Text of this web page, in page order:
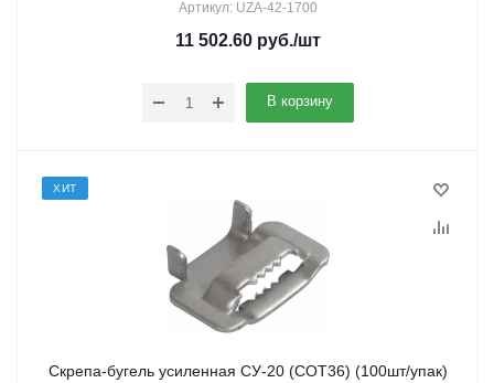
Артикул: UZA-42-1700
11 502.60 руб./шт
В корзину
ХИТ
Скрепа-бугель усиленная СУ-20 (COT36) (100шт/упак)